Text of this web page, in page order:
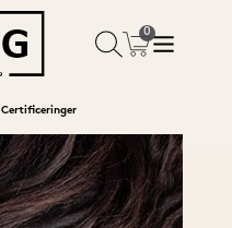
Certificeringer